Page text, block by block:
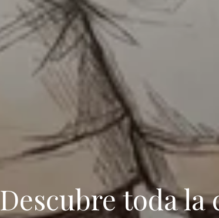
Descubre toda la